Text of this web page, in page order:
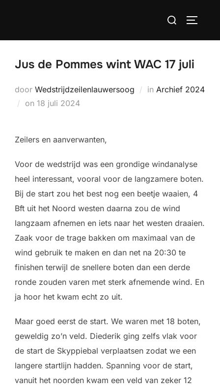
Zoek
Jus de Pommes wint WAC 17 juli
door Wedstrijdzeilenlauwersoog in Archief 2024
on Geplaatst
18 juli 2024
Zeilers en aanverwanten,
Voor de wedstrijd was een grondige windanalyse
heel interessant, vooral voor de langzamere boten.
Bij de start zou het best nog een beetje waaien, 4
Bft uit het Noord westen daarna zou de wind
langzaam afnemen en iets naar het westen draaien.
Zaak voor de trage bakken om maximaal van de
wind gebruik te maken en dan net na 20:30 te
finishen terwijl de snellere boten dan een derde
ronde zouden varen met sterk afnemende wind. En
ja hoor het kwam echt zo uit.
Maar goed eerst de start. We waren met 18 boten,
geweldig zo’n veld. Diederik ging zelfs vlak voor
de start de Skyppiebal verplaatsen zodat we een
langere startlijn hadden. Spanning voor de start,
vanuit het noorden kwam een veld van zeker 12